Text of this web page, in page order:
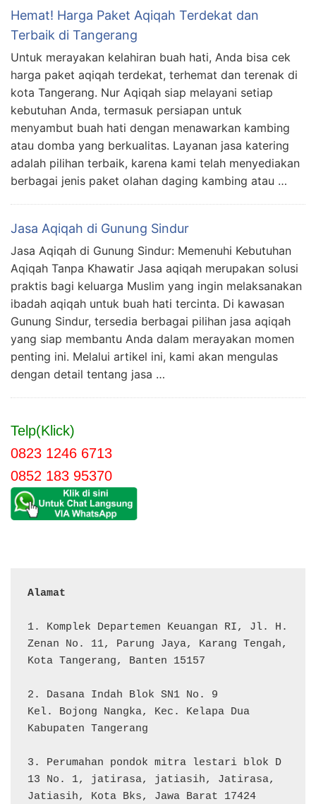
Hemat! Harga Paket Aqiqah Terdekat dan
Terbaik di Tangerang
Untuk merayakan kelahiran buah hati, Anda bisa cek
harga paket aqiqah terdekat, terhemat dan terenak di
kota Tangerang. Nur Aqiqah siap melayani setiap
kebutuhan Anda, termasuk persiapan untuk
menyambut buah hati dengan menawarkan kambing
atau domba yang berkualitas. Layanan jasa katering
adalah pilihan terbaik, karena kami telah menyediakan
berbagai jenis paket olahan daging kambing atau …
Jasa Aqiqah di Gunung Sindur
Jasa Aqiqah di Gunung Sindur: Memenuhi Kebutuhan
Aqiqah Tanpa Khawatir Jasa aqiqah merupakan solusi
praktis bagi keluarga Muslim yang ingin melaksanakan
ibadah aqiqah untuk buah hati tercinta. Di kawasan
Gunung Sindur, tersedia berbagai pilihan jasa aqiqah
yang siap membantu Anda dalam merayakan momen
penting ini. Melalui artikel ini, kami akan mengulas
dengan detail tentang jasa …
Telp(Klick)
0823 1246 6713
0852 183 95370
Alamat
1. Komplek Departemen Keuangan RI, Jl. H.
Zenan No. 11, Parung Jaya, Karang Tengah,
Kota Tangerang, Banten 15157
2. Dasana Indah Blok SN1 No. 9
Kel. Bojong Nangka, Kec. Kelapa Dua
Kabupaten Tangerang
3. Perumahan pondok mitra lestari blok D
13 No. 1, jatirasa, jatiasih, Jatirasa,
Jatiasih, Kota Bks, Jawa Barat 17424